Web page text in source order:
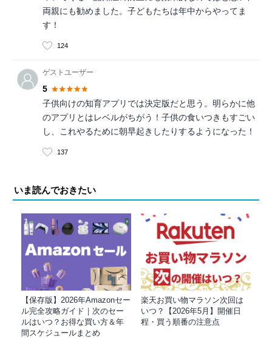
両親にも勧めました。子どもたちは年中からやってま
す！
124
ゲストユーザー
5
子供向けの知育アプリでは決定版だと思う。明らかに他
のアプリとはレベルがちがう！子供の食いつきもすごい
し、これやるために朝早起きしたりするようになった！
137
いま読んでおきたい
【保存版】2026年Amazonセー
ル完全攻略ガイド｜次のセー
ルはいつ？お得な買い方＆年
間スケジュールまとめ
楽天お買い物マラソン次回は
いつ？【2026年5月】開催日
程・買う順番の注意点